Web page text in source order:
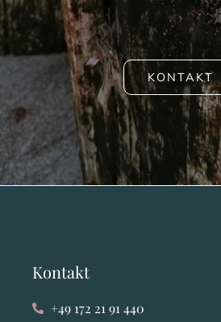
KONTAKT
Kontakt
+49 172 21 91 440